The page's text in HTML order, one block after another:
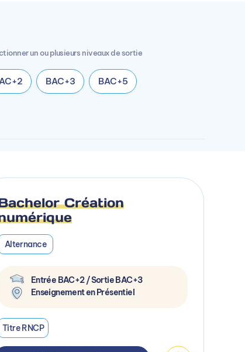
un ou plusieurs niveaux de sortie
BAC+3 BAC+5
Création
Alternance
Entrée BAC+2 / Sortie BAC+3
Enseignement en Présentiel
Titre RNCP